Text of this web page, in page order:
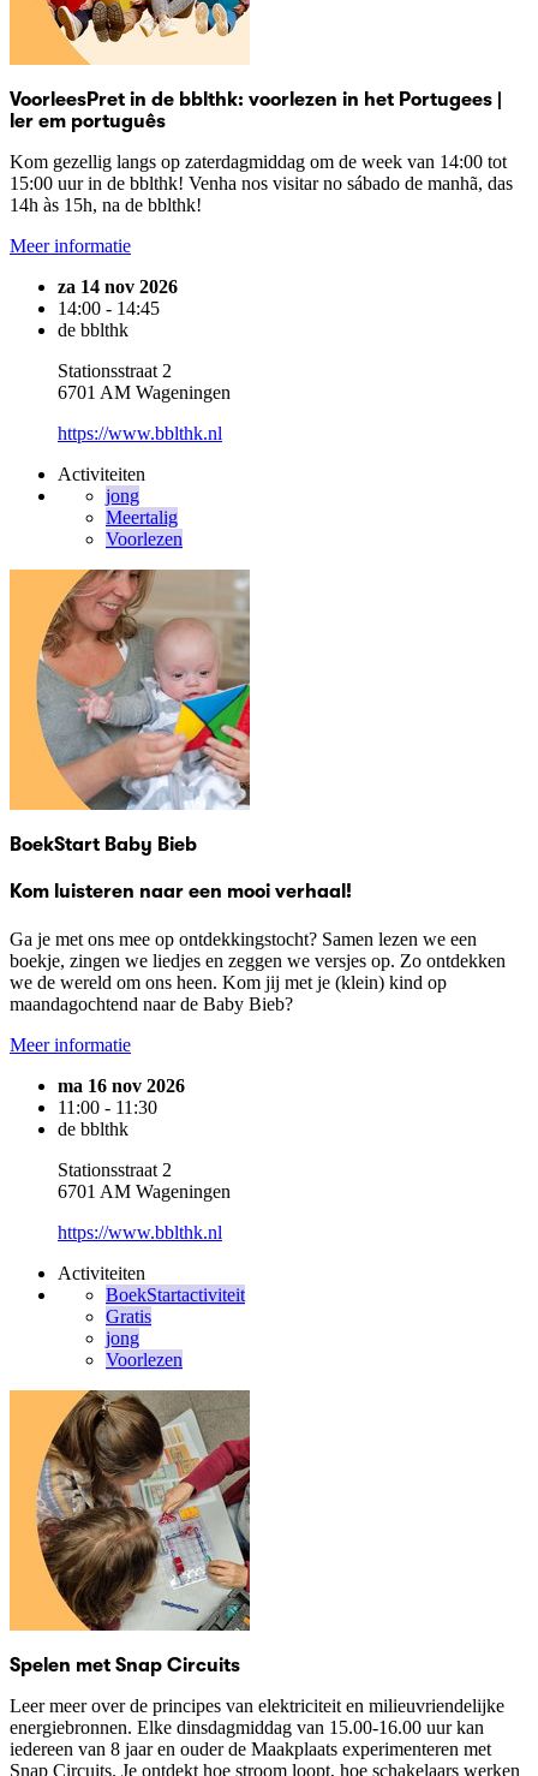
VoorleesPret in de bblthk: voorlezen in het Portugees |
ler em português
Kom gezellig langs op zaterdagmiddag om de week van 14:00 tot
15:00 uur in de bblthk! Venha nos visitar no sábado de manhã, das
14h às 15h, na de bblthk!
Meer informatie
za 14 nov 2026
14:00 - 14:45
de bblthk
Stationsstraat 2
6701 AM Wageningen
https://www.bblthk.nl
Activiteiten
jong
Meertalig
Voorlezen
BoekStart Baby Bieb
Kom luisteren naar een mooi verhaal!
Ga je met ons mee op ontdekkingstocht? Samen lezen we een
boekje, zingen we liedjes en zeggen we versjes op. Zo ontdekken
we de wereld om ons heen. Kom jij met je (klein) kind op
maandagochtend naar de Baby Bieb?
Meer informatie
ma 16 nov 2026
11:00 - 11:30
de bblthk
Stationsstraat 2
6701 AM Wageningen
https://www.bblthk.nl
Activiteiten
BoekStartactiviteit
Gratis
jong
Voorlezen
Spelen met Snap Circuits
Leer meer over de principes van elektriciteit en milieuvriendelijke
energiebronnen. Elke dinsdagmiddag van 15.00-16.00 uur kan
iedereen van 8 jaar en ouder de Maakplaats experimenteren met
Snap Circuits. Je ontdekt hoe stroom loopt, hoe schakelaars werken